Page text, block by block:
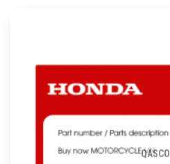
QASCO